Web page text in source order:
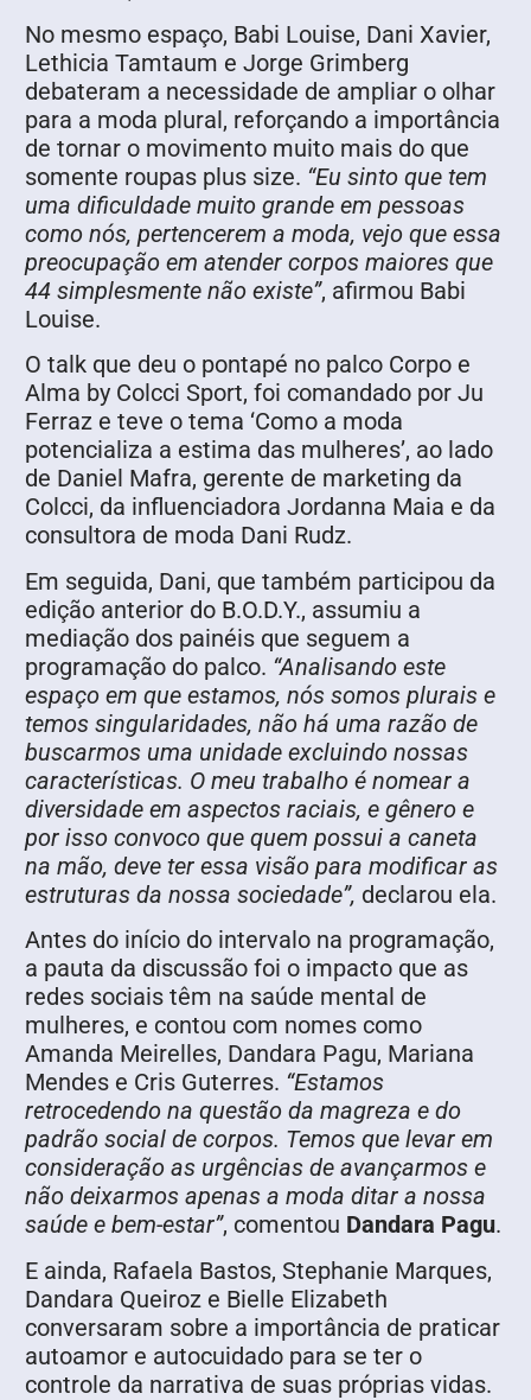
No mesmo espaço, Babi Louise, Dani Xavier,
Lethicia Tamtaum e Jorge Grimberg
debateram a necessidade de ampliar o olhar
para a moda plural, reforçando a importância
de tornar o movimento muito mais do que
somente roupas plus size. “Eu sinto que tem
uma dificuldade muito grande em pessoas
como nós, pertencerem a moda, vejo que essa
preocupação em atender corpos maiores que
44 simplesmente não existe”, afirmou Babi
Louise.
O talk que deu o pontapé no palco Corpo e
Alma by Colcci Sport, foi comandado por Ju
Ferraz e teve o tema ‘Como a moda
potencializa a estima das mulheres’, ao lado
de Daniel Mafra, gerente de marketing da
Colcci, da influenciadora Jordanna Maia e da
consultora de moda Dani Rudz.
Em seguida, Dani, que também participou da
edição anterior do B.O.D.Y., assumiu a
mediação dos painéis que seguem a
programação do palco. “Analisando este
espaço em que estamos, nós somos plurais e
temos singularidades, não há uma razão de
buscarmos uma unidade excluindo nossas
características. O meu trabalho é nomear a
diversidade em aspectos raciais, e gênero e
por isso convoco que quem possui a caneta
na mão, deve ter essa visão para modificar as
estruturas da nossa sociedade”, declarou ela.
Antes do início do intervalo na programação,
a pauta da discussão foi o impacto que as
redes sociais têm na saúde mental de
mulheres, e contou com nomes como
Amanda Meirelles, Dandara Pagu, Mariana
Mendes e Cris Guterres. “Estamos
retrocedendo na questão da magreza e do
padrão social de corpos. Temos que levar em
consideração as urgências de avançarmos e
não deixarmos apenas a moda ditar a nossa
saúde e bem-estar”, comentou Dandara Pagu.
E ainda, Rafaela Bastos, Stephanie Marques,
Dandara Queiroz e Bielle Elizabeth
conversaram sobre a importância de praticar
autoamor e autocuidado para se ter o
controle da narrativa de suas próprias vidas.